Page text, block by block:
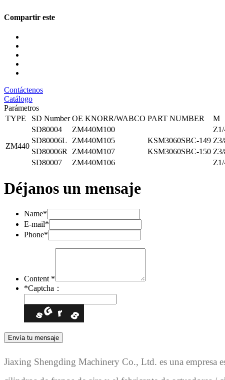
Compartir este
Contáctenos
Catálogo
Parámetros
TYPE
SD Number OE KNORR/WABCO PART NUMBER M
ZM440
SD80004 ZM440M100
SD80006L
ZM440M105 KSM3060SBC-149
SD80006R
ZM440M107 KSM3060SBC-150
SD80007
ZM440M106
Déjanos un mensaje
Name*
E-mail*
Phone*
Content *
*Captcha：
Jiaxing Shengding Machinery Co., Ltd. es una empresa